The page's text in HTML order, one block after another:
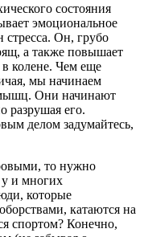
состояния
эмоциональное
стресса. Он, грубо
а также повышает
в колене. Чем еще
мы начинаем
мышц. Они начинают
разрушая его.
делом задумайтесь,
то нужно
у и многих
которые
катаются на
спортом? Конечно,